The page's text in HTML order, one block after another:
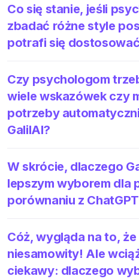
Co się stanie, jeśli
zbadać różne style
potrafi się
Czy psychologom
wiele wskazówek czy
potrzeby
GalilAI?
W skrócie, dlaczego
lepszym wyborem dla
porównaniu z
Cóż, wygląda na to, że
niesamowity! Ale
ciekawy: dlaczego